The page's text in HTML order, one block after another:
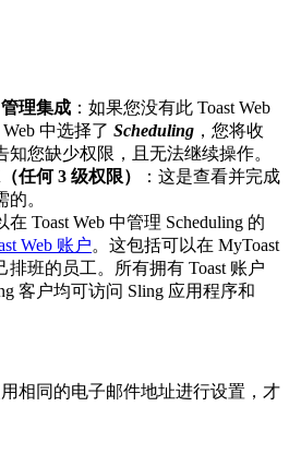
理集成 ：如果您没有此 Toast Web
中选择了 Scheduling ，您将收
您缺少权限，且无法继续操作。
任何 3 级权限）
：这是查看并完成
的。
Toast Web 中管理 Scheduling 的
Web 账户。这包括可以在 MyToast
排班的员工。所有拥有 Toast 账户
客户均可访问 Sling 应用程序和
用相同的电子邮件地址进行设置，才